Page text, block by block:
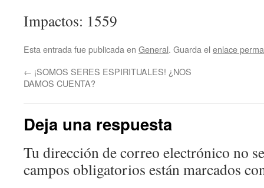
Impactos: 1559
Esta entrada fue publicada en General. Guarda el enlace
← ¡SOMOS SERES ESPIRITUALES! ¿NOS
DAMOS CUENTA?
Deja una respuesta
Tu dirección de correo electrónico no
campos obligatorios están marcados